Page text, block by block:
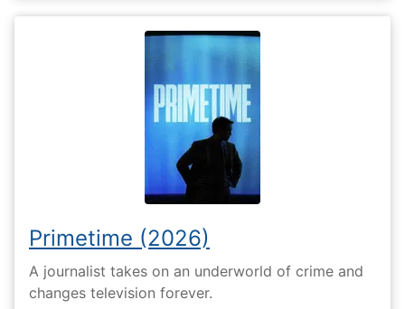
Primetime (2026)
A journalist takes on an underworld of crime and
changes television forever.